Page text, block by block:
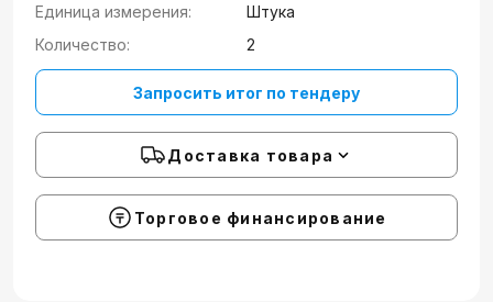
Единица измерения:
Штука
Количество:
2
Запросить итог по тендеру
Доставка товара
Торговое финансирование